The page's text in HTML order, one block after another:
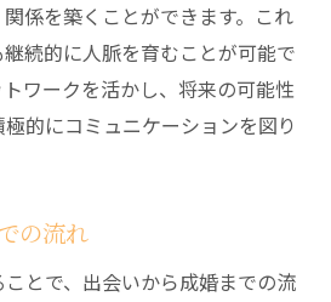
係を築くことができます。これ
続的に人脈を育むことが可能で
ワークを活かし、将来の可能性
的にコミュニケーションを図り
の流れ
とで、出会いから成婚までの流